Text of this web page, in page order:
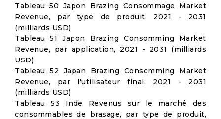
Tableau 50 Japon Brazing Consommage Market
Revenue, par type de produit, 2021 - 2031
(milliards USD)
Tableau 51 Japon Brazing Consomming Market
Revenue, par application, 2021 - 2031 (milliards
USD)
Tableau 52 Japan Brazing Consomming Market
Revenue, par l'utilisateur final, 2021 - 2031
(milliards USD)
Tableau 53 Inde Revenus sur le marché des
consommables de brasage, par type de produit,